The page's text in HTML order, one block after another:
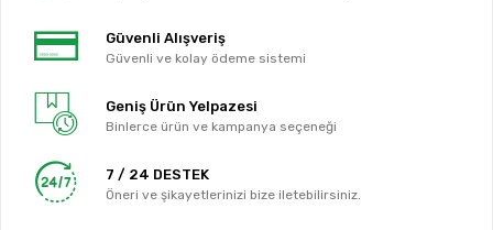
Güvenli Alışveriş
Güvenli ve kolay ödeme sistemi
Geniş Ürün Yelpazesi
Binlerce ürün ve kampanya seçeneği
7 / 24 DESTEK
Öneri ve şikayetlerinizi bize iletebilirsiniz.